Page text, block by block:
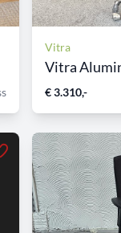
Vitra
Vitra
€ 3.310,-